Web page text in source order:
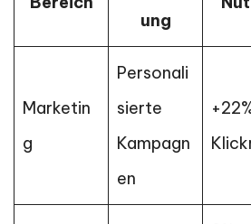
ung
Marketin
g
Personali
sierte
Kampagn
en